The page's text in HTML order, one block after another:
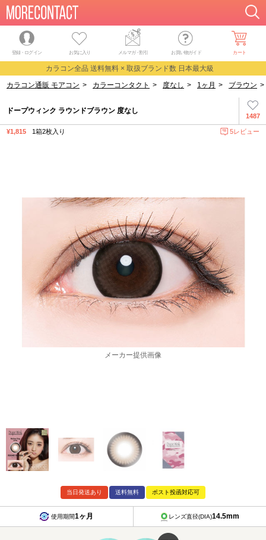
登録・ログイン お気に入り メルマガ・割引 お買い物ガイド カート
カラコン全品 送料無料 × 取扱ブランド数 日本最大級
カラコン通販 モアコン > カラーコンタクト > 度なし > 1ヶ月 > ブラウン >
1487
ドープウィンク ラウンドブラウン 度なし
¥1,815 1箱2枚入り 5レビュー
当日発送あり 送料無料 ポスト投函対応可
使用期間1ヶ月 レンズ直径(DIA)14.5mm